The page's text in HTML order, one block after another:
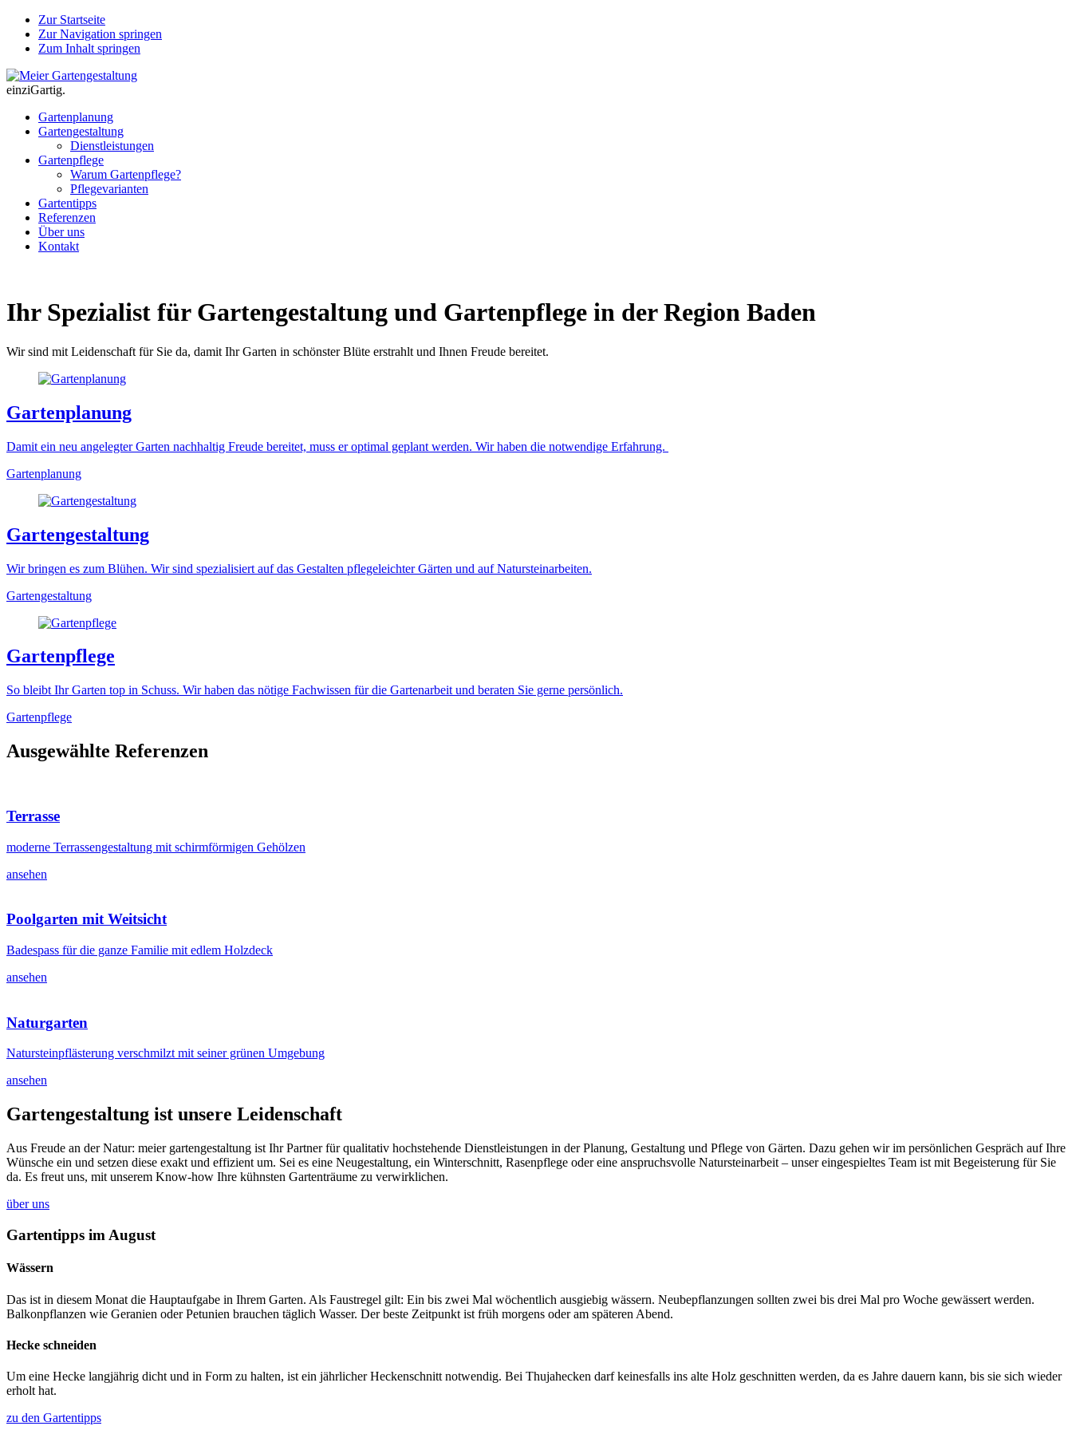
Zur Startseite
Zur Navigation springen
Zum Inhalt springen
einziGartig.
Gartenplanung
Gartengestaltung
Dienstleistungen
Gartenpflege
Warum Gartenpflege?
Pflegevarianten
Gartentipps
Referenzen
Über uns
Kontakt
Ihr Spezialist für Gartengestaltung und Gartenpflege in der Region Baden
Wir sind mit Leidenschaft für Sie da, damit Ihr Garten in schönster Blüte erstrahlt und Ihnen Freude bereitet.
Gartenplanung
Damit ein neu angelegter Garten nachhaltig Freude bereitet, muss er optimal geplant werden. Wir haben die notwendige Erfahrung.
Gartenplanung
Gartengestaltung
Wir bringen es zum Blühen. Wir sind spezialisiert auf das Gestalten pflegeleichter Gärten und auf Natursteinarbeiten.
Gartengestaltung
Gartenpflege
So bleibt Ihr Garten top in Schuss. Wir haben das nötige Fachwissen für die Gartenarbeit und beraten Sie gerne persönlich.
Gartenpflege
Ausgewählte Referenzen
Terrasse
moderne Terrassengestaltung mit schirmförmigen Gehölzen
ansehen
Poolgarten mit Weitsicht
Badespass für die ganze Familie mit edlem Holzdeck
ansehen
Naturgarten
Natursteinpflästerung verschmilzt mit seiner grünen Umgebung
ansehen
Gartengestaltung ist unsere Leidenschaft
Aus Freude an der Natur: meier gartengestaltung ist Ihr Partner für qualitativ hochstehende Dienstleistungen in der Planung, Gestaltung und Pflege von Gärten. Dazu gehen wir im persönlichen Gespräch auf Ihre
Wünsche ein und setzen diese exakt und effizient um. Sei es eine Neugestaltung, ein Winterschnitt, Rasenpflege oder eine anspruchsvolle Natursteinarbeit – unser eingespieltes Team ist mit Begeisterung für Sie
da. Es freut uns, mit unserem Know-how Ihre kühnsten Gartenträume zu verwirklichen.
über uns
Gartentipps im August
Wässern
Das ist in diesem Monat die Hauptaufgabe in Ihrem Garten. Als Faustregel gilt: Ein bis zwei Mal wöchentlich ausgiebig wässern. Neubepflanzungen sollten zwei bis drei Mal pro Woche gewässert werden.
Balkonpflanzen wie Geranien oder Petunien brauchen täglich Wasser. Der beste Zeitpunkt ist früh morgens oder am späteren Abend.
Hecke schneiden
Um eine Hecke langjährig dicht und in Form zu halten, ist ein jährlicher Heckenschnitt notwendig. Bei Thujahecken darf keinesfalls ins alte Holz geschnitten werden, da es Jahre dauern kann, bis sie sich wieder
erholt hat.
zu den Gartentipps